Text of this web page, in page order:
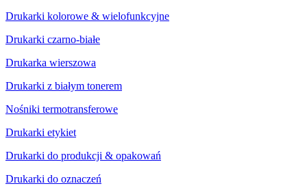
Drukarki kolorowe & wielofunkcyjne
Drukarki czarno-białe
Drukarka wierszowa
Drukarki z białym tonerem
Nośniki termotransferowe
Drukarki etykiet
Drukarki do produkcji & opakowań
Drukarki do oznaczeń